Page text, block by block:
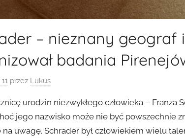
– nieznany
badania
przez Lukus
urodzin niezwykłego człowieka – Franza
jego nazwisko może nie być powszechnie
na uwagę. Schrader był człowiekiem wielu